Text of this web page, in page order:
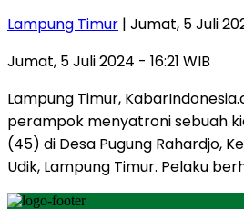
Lampung Timur | Jumat, 5 Juli
Jumat, 5 Juli 2024 - 16:21 WIB
Lampung Timur,
perampok menyatroni sebuah
(45) di Desa Pugung Rahardjo,
Udik, Lampung Timur. Pelaku